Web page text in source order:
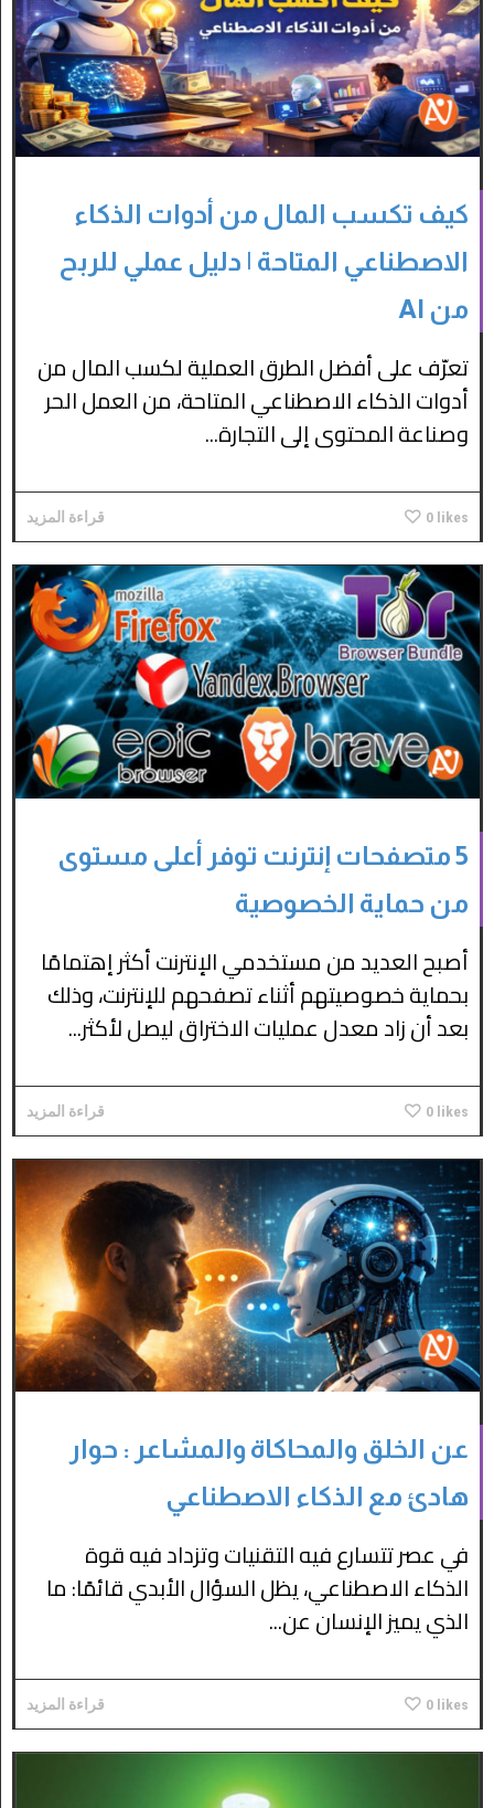
كيف تكسب المال من أدوات الذكاء
الاصطناعي المتاحة | دليل عملي للربح
من AI
تعرّف على أفضل الطرق العملية لكسب المال من
أدوات الذكاء الاصطناعي المتاحة، من العمل الحر
وصناعة المحتوى إلى التجارة...
0 likes قراءة المزيد
5 متصفحات إنترنت توفر أعلى مستوى
من حماية الخصوصية
أصبح العديد من مستخدمي الإنترنت أكثر إهتمامًا
بحماية خصوصيتهم أثناء تصفحهم للإنترنت، وذلك
بعد أن زاد معدل عمليات الاختراق ليصل لأكثر...
0 likes قراءة المزيد
عن الخلق والمحاكاة والمشاعر : حوار
هادئ مع الذكاء الاصطناعي
في عصر تتسارع فيه التقنيات وتزداد فيه قوة
الذكاء الاصطناعي، يظل السؤال الأبدي قائمًا: ما
الذي يميز الإنسان عن...
0 likes قراءة المزيد